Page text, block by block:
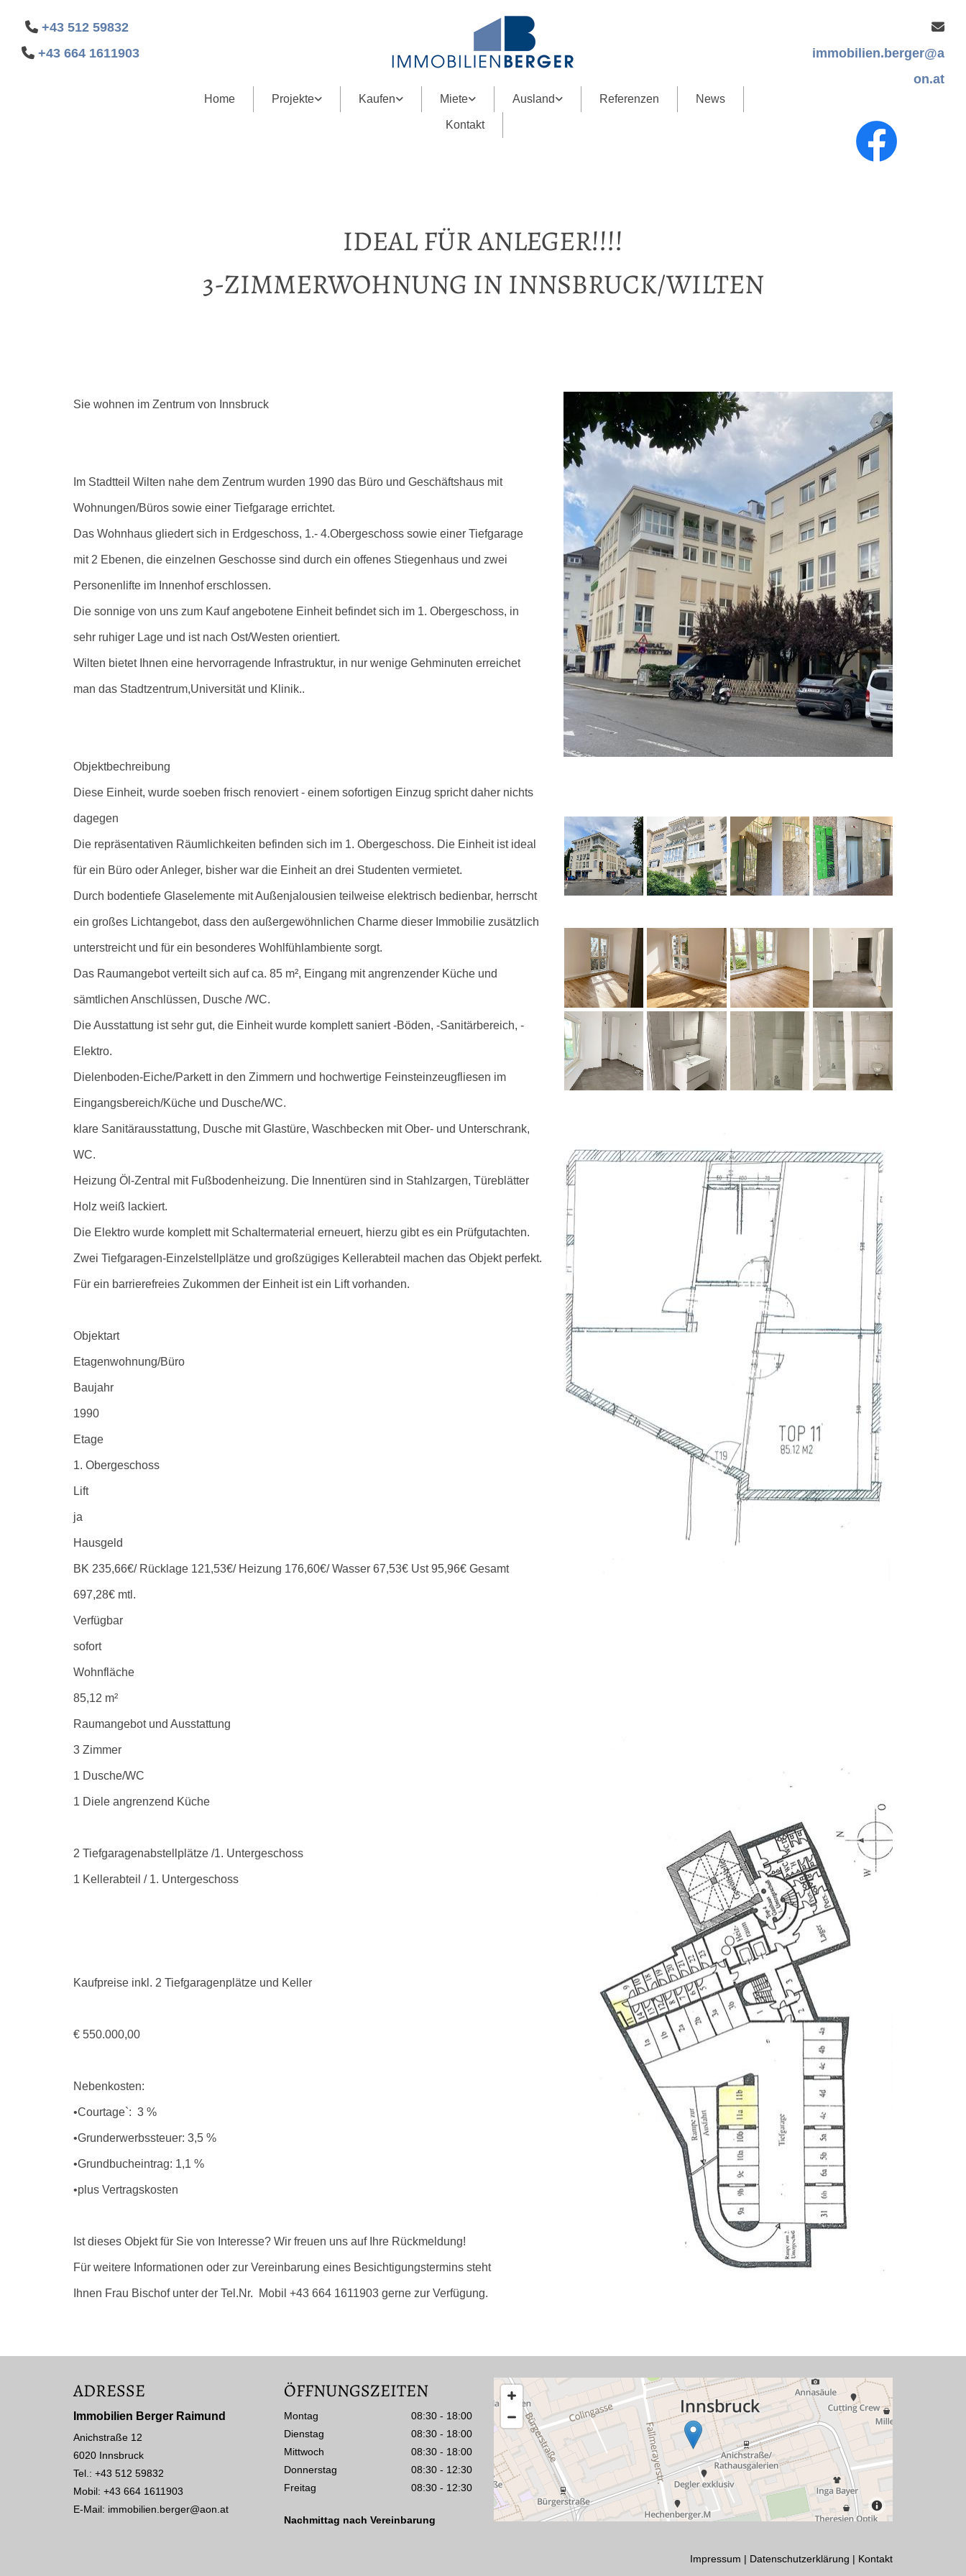
 +43 512 59832
 +43 664 1611903
Home Projekte Kaufen Miete Ausland Referenzen News
Kontakt

immobilien.berger@a
on.at
IDEAL FÜR ANLEGER!!!!
3-ZIMMERWOHNUNG IN INNSBRUCK/WILTEN
Sie wohnen im Zentrum von Innsbruck
Im Stadtteil Wilten nahe dem Zentrum wurden 1990 das Büro und Geschäftshaus mit
Wohnungen/Büros sowie einer Tiefgarage errichtet.
Das Wohnhaus gliedert sich in Erdgeschoss, 1.- 4.Obergeschoss sowie einer Tiefgarage
mit 2 Ebenen, die einzelnen Geschosse sind durch ein offenes Stiegenhaus und zwei
Personenlifte im Innenhof erschlossen.
Die sonnige von uns zum Kauf angebotene Einheit befindet sich im 1. Obergeschoss, in
sehr ruhiger Lage und ist nach Ost/Westen orientiert.
Wilten bietet Ihnen eine hervorragende Infrastruktur, in nur wenige Gehminuten erreichet
man das Stadtzentrum,Universität und Klinik..
Objektbechreibung
Diese Einheit, wurde soeben frisch renoviert - einem sofortigen Einzug spricht daher nichts
dagegen
Die repräsentativen Räumlichkeiten befinden sich im 1. Obergeschoss. Die Einheit ist ideal
für ein Büro oder Anleger, bisher war die Einheit an drei Studenten vermietet.
Durch bodentiefe Glaselemente mit Außenjalousien teilweise elektrisch bedienbar, herrscht
ein großes Lichtangebot, dass den außergewöhnlichen Charme dieser Immobilie zusätzlich
unterstreicht und für ein besonderes Wohlfühlambiente sorgt.
Das Raumangebot verteilt sich auf ca. 85 m², Eingang mit angrenzender Küche und
sämtlichen Anschlüssen, Dusche /WC.
Die Ausstattung ist sehr gut, die Einheit wurde komplett saniert -Böden, -Sanitärbereich, -
Elektro.
Dielenboden-Eiche/Parkett in den Zimmern und hochwertige Feinsteinzeugfliesen im
Eingangsbereich/Küche und Dusche/WC.
klare Sanitärausstattung, Dusche mit Glastüre, Waschbecken mit Ober- und Unterschrank,
WC.
Heizung Öl-Zentral mit Fußbodenheizung. Die Innentüren sind in Stahlzargen, Türeblätter
Holz weiß lackiert.
Die Elektro wurde komplett mit Schaltermaterial erneuert, hierzu gibt es ein Prüfgutachten.
Zwei Tiefgaragen-Einzelstellplätze und großzügiges Kellerabteil machen das Objekt perfekt.
Für ein barrierefreies Zukommen der Einheit ist ein Lift vorhanden.
Objektart
Etagenwohnung/Büro
Baujahr
1990
Etage
1. Obergeschoss
Lift
ja
Hausgeld
BK 235,66€/ Rücklage 121,53€/ Heizung 176,60€/ Wasser 67,53€ Ust 95,96€ Gesamt
697,28€ mtl.
Verfügbar
sofort
Wohnfläche
85,12 m²
Raumangebot und Ausstattung
3 Zimmer
1 Dusche/WC
1 Diele angrenzend Küche
2 Tiefgaragenabstellplätze /1. Untergeschoss
1 Kellerabteil / 1. Untergeschoss
Kaufpreise inkl. 2 Tiefgaragenplätze und Keller
€ 550.000,00
Nebenkosten:
•Courtage`: 3 %
•Grunderwerbssteuer: 3,5 %
•Grundbucheintrag: 1,1 %
•plus Vertragskosten
Ist dieses Objekt für Sie von Interesse? Wir freuen uns auf Ihre Rückmeldung!
Für weitere Informationen oder zur Vereinbarung eines Besichtigungstermins steht
Ihnen Frau Bischof unter der Tel.Nr. Mobil +43 664 1611903 gerne zur Verfügung.
ADRESSE
Immobilien Berger Raimund
Anichstraße 12
6020 Innsbruck
Tel.: +43 512 59832
Mobil: +43 664 1611903
E-Mail: immobilien.berger@aon.at
ÖFFNUNGSZEITEN
Montag
08:30 - 18:00
Dienstag
08:30 - 18:00
Mittwoch
08:30 - 18:00
Donnerstag
08:30 - 12:30
Freitag
08:30 - 12:30
Nachmittag nach Vereinbarung
Impressum | Datenschutzerklärung | Kontakt